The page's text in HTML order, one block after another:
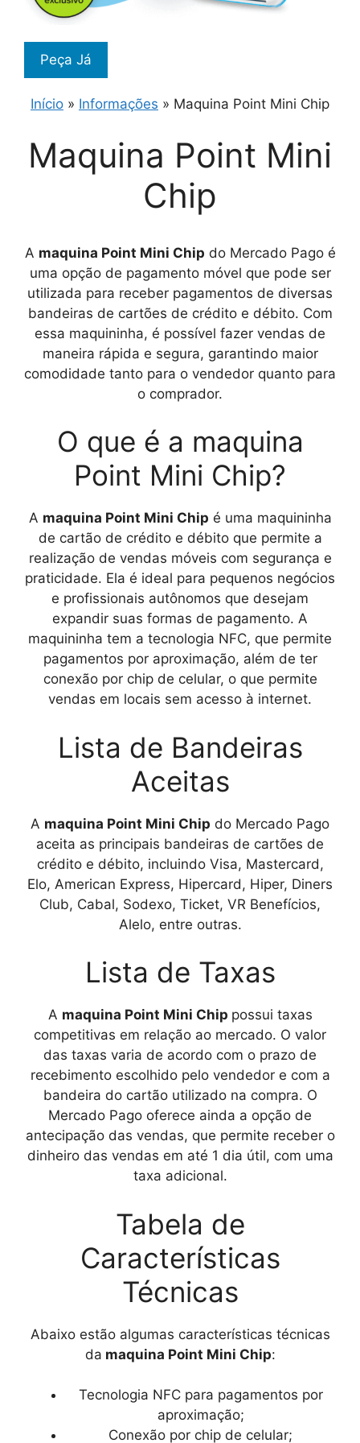
Peça Já
Início » Informações » Maquina Point Mini Chip
Maquina Point Mini
Chip
A maquina Point Mini Chip do Mercado Pago é
uma opção de pagamento móvel que pode ser
utilizada para receber pagamentos de diversas
bandeiras de cartões de crédito e débito. Com
essa maquininha, é possível fazer vendas de
maneira rápida e segura, garantindo maior
comodidade tanto para o vendedor quanto para
o comprador.
O que é a maquina
Point Mini Chip?
A maquina Point Mini Chip é uma maquininha
de cartão de crédito e débito que permite a
realização de vendas móveis com segurança e
praticidade. Ela é ideal para pequenos negócios
e profissionais autônomos que desejam
expandir suas formas de pagamento. A
maquininha tem a tecnologia NFC, que permite
pagamentos por aproximação, além de ter
conexão por chip de celular, o que permite
vendas em locais sem acesso à internet.
Lista de Bandeiras
Aceitas
A maquina Point Mini Chip do Mercado Pago
aceita as principais bandeiras de cartões de
crédito e débito, incluindo Visa, Mastercard,
Elo, American Express, Hipercard, Hiper, Diners
Club, Cabal, Sodexo, Ticket, VR Benefícios,
Alelo, entre outras.
Lista de Taxas
A maquina Point Mini Chip possui taxas
competitivas em relação ao mercado. O valor
das taxas varia de acordo com o prazo de
recebimento escolhido pelo vendedor e com a
bandeira do cartão utilizado na compra. O
Mercado Pago oferece ainda a opção de
antecipação das vendas, que permite receber o
dinheiro das vendas em até 1 dia útil, com uma
taxa adicional.
Tabela de
Características
Técnicas
Abaixo estão algumas características técnicas
da maquina Point Mini Chip:
Tecnologia NFC para pagamentos por
aproximação;
Conexão por chip de celular;